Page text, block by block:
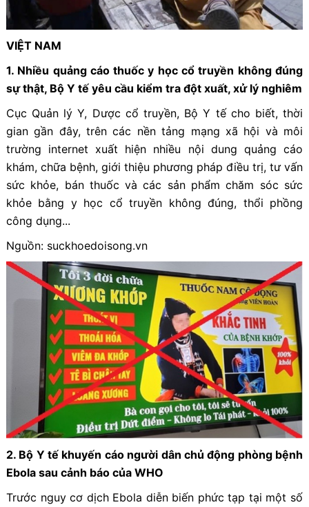
VIỆT NAM
1. Nhiều quảng cáo thuốc y học cổ truyền không đúng
sự thật, Bộ Y tế yêu cầu kiểm tra đột xuất, xử lý nghiêm
Cục Quản lý Y, Dược cổ truyền, Bộ Y tế cho biết, thời
gian gần đây, trên các nền tảng mạng xã hội và môi
trường internet xuất hiện nhiều nội dung quảng cáo
khám, chữa bệnh, giới thiệu phương pháp điều trị, tư vấn
sức khỏe, bán thuốc và các sản phẩm chăm sóc sức
khỏe bằng y học cổ truyền không đúng, thổi phồng
công dụng...
Nguồn: suckhoedoisong.vn
2. Bộ Y tế khuyến cáo người dân chủ động phòng bệnh
Ebola sau cảnh báo của WHO
Trước nguy cơ dịch Ebola diễn biến phức tạp tại một số